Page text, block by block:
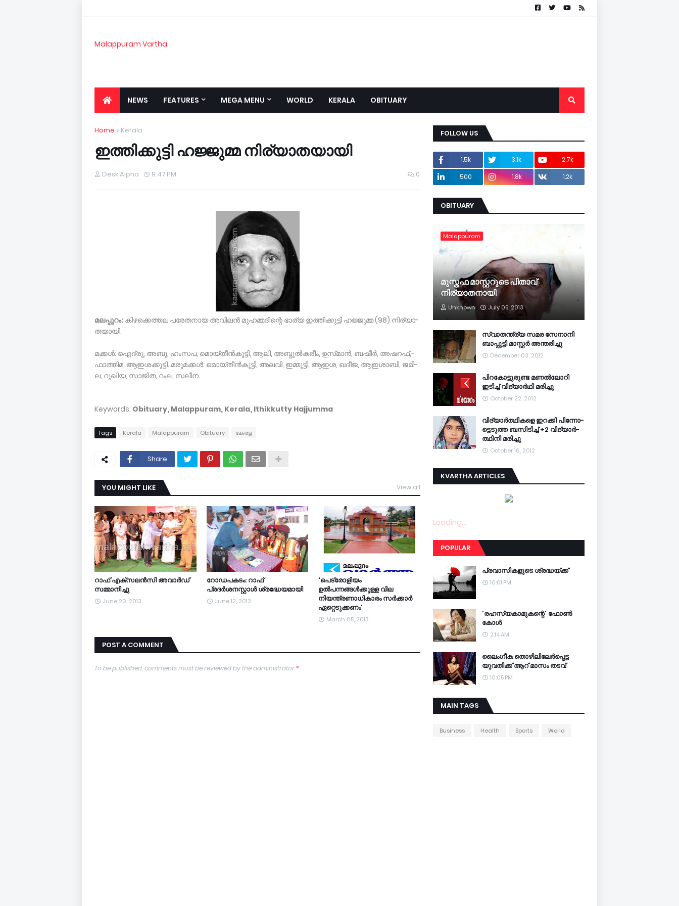
Malappuram Vartha
NEWS FEATURES MEGA MENU WORLD KERALA OBITUARY
Home Kerala
ഇ­ത്തി­ക്കു­ട്ടി­ ഹ­ജ്ജു­മ്മ­ നി­ര്യാ­ത­യാ­യി
Desk Alpha 9:47 PM 0
മ­ല­പ്പു­റം­: ­ കി­ഴക്കെത്ത­ല­ പ­രേ­ത­നാ­യ­ അ­വി­ല­ന്‍ മു­ഹ­മ്മ­ദി­ന്റെ­ ഭാ­ര്യ­ ഇ­ത്തി­ക്കു­ട്ടി­ ഹ­ജ്ജു­മ്മ­ (98)­ നി­ര്യാ­
ത­യാ­യി.­
മ­ക്കള്‍­:­ ഐ­ദ്രു,­ അ­ബു,­ ഹം­സ­പ,­ മൊ­യ്­തീ­ന്‍കു­ട്ടി,­ ആ­ലി,­ അബ്ദു­ല്‍­കരീം,­ ഉസ്­മാ­ന്‍,­ ബഷീ­ര്‍,­ അഷറഫ്,­
ഫാ­ത്തി­മ,­ ആഇശക്കു­ട്ടി. മരു­മക്കള്‍: മൊ­യ്­തീ­ന്‍കു­ട്ടി,­ അലവി,­ ഇമ്മു­ട്ടി,­ ആഇ­ശ,­ ഖദീ­ജ,­ ആഇ­ശാ­ബി,­ ജമീ­
ല,­ റു­ഖി­യ,­ സാ­ജി­ത,­ റം­ല,­ സലീ­ന.­
Keywords: Obituary, Malappuram, Kerala, Ithikkutty Hajjumma
Tags Kerala Malappuram Obituary കേരള
Share
YOU MIGHT LIKE View all
റാഫ് എക്‌സലന്‍സി അവാര്‍ഡ്
സമ്മാനിച്ചു
June 20, 2013
റോഡപകടം: റാഫ്
പ്രദര്‍ശനസ്റ്റാള്‍ ശ്രദ്ധേയമായി
June 12, 2013
'പെട്രോളിയം
ഉല്‍പന്നങ്ങള്‍ക്കുള്ള വില
നിയന്ത്രണാധികാരം സര്‍ക്കാര്‍
ഏറ്റെടുക്കണം'
March 05, 2013
POST A COMMENT
To be published, comments must be reviewed by the administrator*
FOLLOW US
1.5k 3.1k
2.7k
500
1.8k 1.2k
OBITUARY
Malappuram
മുസ്തഫ മാസ്റ്ററുടെ പിതാവ്
നിര്യാതനായി
Unknown July 05, 2013
സ്വാതന്ത്ര്യ സമര സേനാനി
ബാപ്പുട്ടി മാസ്റ്റര്‍ അന്തരിച്ചു
December 03, 2012
പിറകോട്ടുരുണ്ട മണല്‍ലോറി
ഇടിച്ച് വിദ്യാര്‍ഥി മരിച്ചു
October 22, 2012
വി­ദ്യാര്‍­ത്ഥിക­ളെ ഇറ­ക്കി പി­ന്നോ­
ട്ടെ­ടുത്ത ബ­സി­ടി­ച്ച് +2 വി­ദ്യാര്‍­
ത്ഥിനി മ­രി­ച്ചു
October 16, 2012
KVARTHA ARTICLES
Loading...
POPULAR
പ്രവാസികളുടെ ശ്രദ്ധയ്ക്ക്
10:01 PM
'രഹസ്യകാമുകന്റെ' ഫോണ്‍
കോള്‍
2:14 AM
ലൈംഗീക തൊഴിലിലേര്‍പ്പെട്ട
യുവതിക്ക് ആറ് മാസം തടവ്
10:05 PM
MAIN TAGS
Business Health Sports World